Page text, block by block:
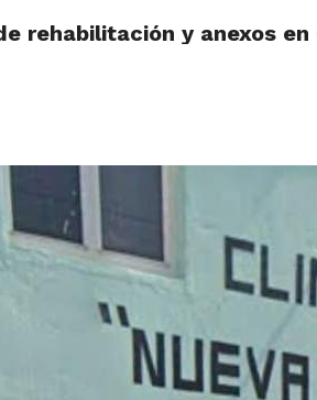
rehabilitación y anexos